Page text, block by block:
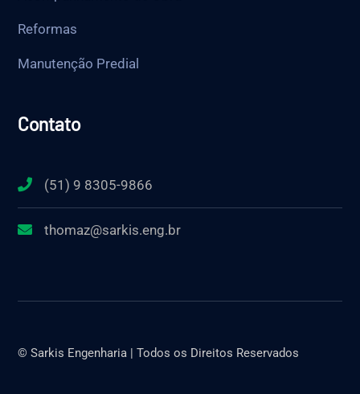
Reformas
Manutenção Predial
Contato
(51) 9 8305-9866
thomaz@sarkis.eng.br
© Sarkis Engenharia | Todos os Direitos Reservados